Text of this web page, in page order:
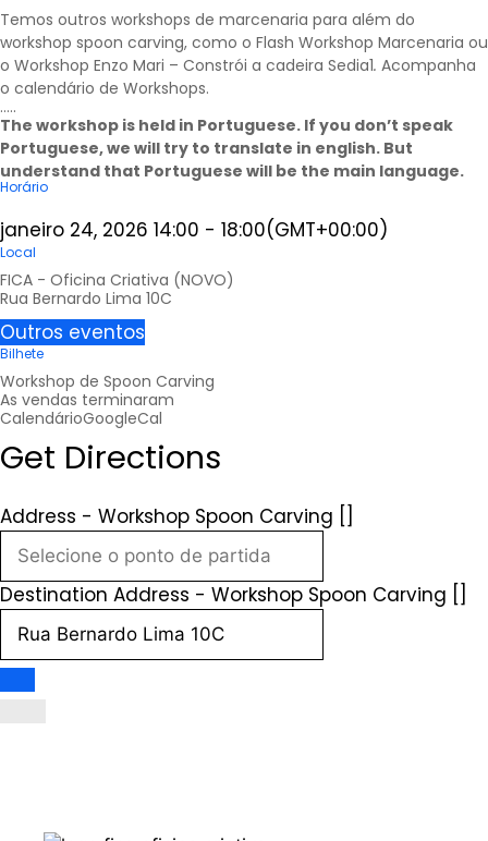
Temos outros workshops de marcenaria para além do
workshop spoon carving, como o Flash Workshop Marcenaria ou
o Workshop Enzo Mari – Constrói a cadeira Sedia1. Acompanha
o calendário de Workshops.
…..
The workshop is held in Portuguese. If you don’t speak
Portuguese, we will try to translate in english. But
understand that Portuguese will be the main language.
Horário
janeiro 24, 2026 14:00 - 18:00(GMT+00:00)
Local
FICA - Oficina Criativa (NOVO)
Rua Bernardo Lima 10C
Outros eventos
Bilhete
Workshop de Spoon Carving
As vendas terminaram
CalendárioGoogleCal
Get Directions
Address - Workshop Spoon Carving []
Destination Address - Workshop Spoon Carving []